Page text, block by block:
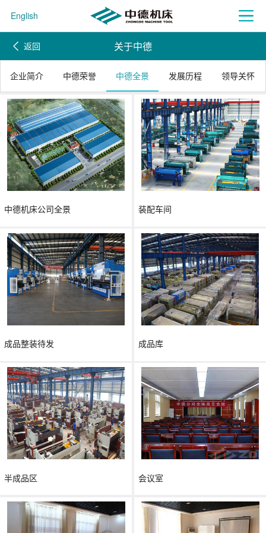
English
返回 关于中德
企业简介 中德荣誉 中德全景 发展历程 领导关怀
中德机床公司全景 装配车间
成品整装待发 成品库
半成品区 会议室